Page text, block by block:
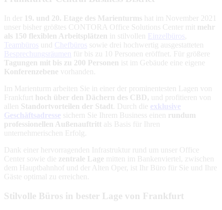
In der 19. und 20. Etage des Marienturms hat im November 2021
unser bisher größtes CONTORA Office Solutions Center mit mehr
als 150 flexiblen Arbeitsplätzen in stilvollen Einzelbüros
Teambüros und Chefbüros sowie drei hochwertig ausgestatteten
Besprechungsräumen
für bis zu 10 Personen eröffnet. Für größere
Tagungen mit bis zu 200 Personen ist im Gebäude eine eigene
Konferenzebene vorhanden.
Im Marienturm arbeiten Sie in
einer der prominentesten Lagen von
Frankfurt hoch über den Dächern des CBD, und profitieren von
allen Standortvorteilen der Stadt . Durch die exklusive
Geschäftsadresse sichern Sie Ihrem Business einen
rundum
professionellen Außenauftritt als Basis für Ihren
unternehmerischen Erfolg.
Dank einer hervorragenden Infrastruktur rund um unser Office
Center sowie die zentrale Lage mitten im Bankenviertel, zwischen
dem Hauptbahnhof und der Alten Oper, ist Ihr Büro für Sie und Ihre
Gäste optimal zu erreichen.
Stilvolle Büros in bester Lage von Frankfurt